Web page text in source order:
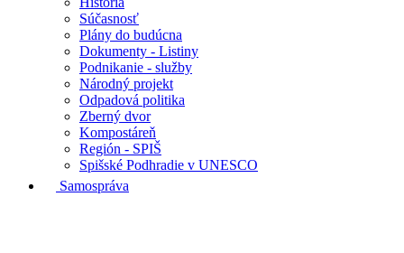
Súčasnosť
Plány do budúcna
Dokumenty - Listiny
Podnikanie - služby
Národný projekt
Odpadová politika
Zberný dvor
Kompostáreň
Región - SPIŠ
Spišské Podhradie v UNESCO
Samospráva